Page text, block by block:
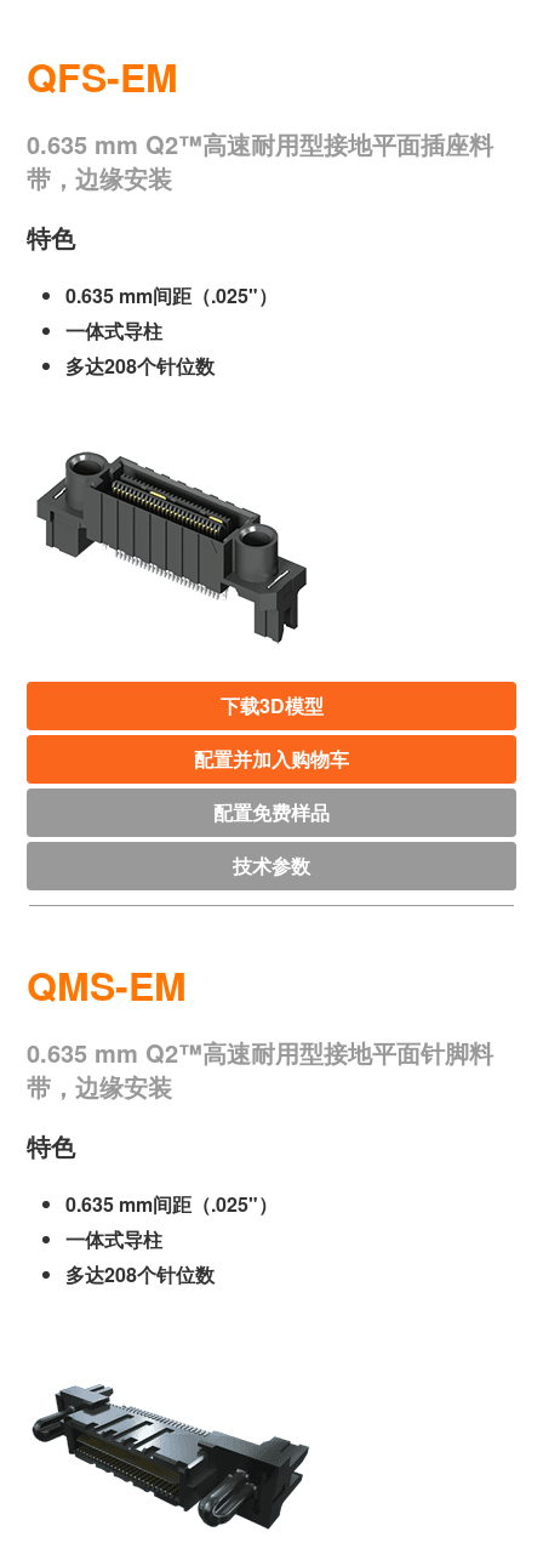
QFS-EM
0.635 mm Q2™高速耐用型接地平面插座料
带，边缘安装
特色
0.635 mm间距（.025"）
一体式导柱
多达208个针位数
下载3D模型
配置并加入购物车
配置免费样品
技术参数
QMS-EM
0.635 mm Q2™高速耐用型接地平面针脚料
带，边缘安装
特色
0.635 mm间距（.025"）
一体式导柱
多达208个针位数